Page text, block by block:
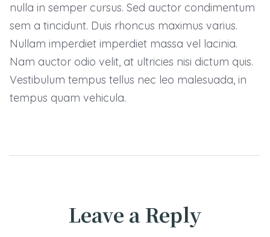
nulla in semper cursus. Sed auctor condimentum
sem a tincidunt. Duis rhoncus maximus varius.
Nullam imperdiet imperdiet massa vel lacinia.
Nam auctor odio velit, at ultricies nisi dictum quis.
Vestibulum tempus tellus nec leo malesuada, in
tempus quam vehicula.
Leave a Reply